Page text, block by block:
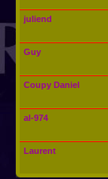
juliend
Guy
Coupy Daniel
al-974
Laurent